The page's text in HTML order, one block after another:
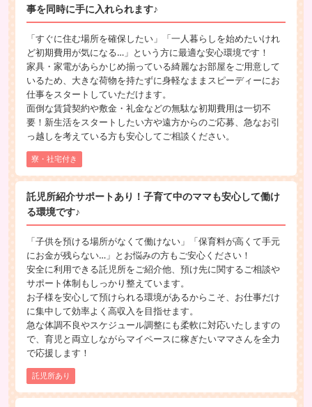
事を同時に手に入れられます♪
「すぐに住む場所を確保したい」「一人暮らしを始めたいけれ
ど初期費用が気になる…」という方に最適な安心環境です！
家具・家電があらかじめ揃っている綺麗なお部屋をご用意して
いるため、大きな荷物を持たずに身軽なままスピーディーにお
仕事をスタートしていただけます。
面倒な賃貸契約や敷金・礼金などの無駄な初期費用は一切不
要！新生活をスタートしたい方や遠方からのご応募、急なお引
っ越しを考えている方も安心してご相談ください。
寮・社宅付き
託児所紹介サポートあり！子育て中のママも安心して働け
る環境です♪
「子供を預ける場所がなくて働けない」「保育料が高くて手元
にお金が残らない…」とお悩みの方もご安心ください！
安全に利用できる託児所をご紹介他、預け先に関するご相談や
サポート体制もしっかり整えています。
お子様を安心して預けられる環境があるからこそ、お仕事だけ
に集中して効率よく高収入を目指せます。
急な体調不良やスケジュール調整にも柔軟に対応いたしますの
で、育児と両立しながらマイペースに稼ぎたいママさんを全力
で応援します！
託児所あり